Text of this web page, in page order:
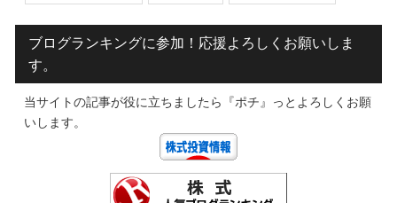
ブログランキングに参加！応援よろしくお願いしま
す。
当サイトの記事が役に立ちましたら『ポチ』っとよろしくお願
いします。